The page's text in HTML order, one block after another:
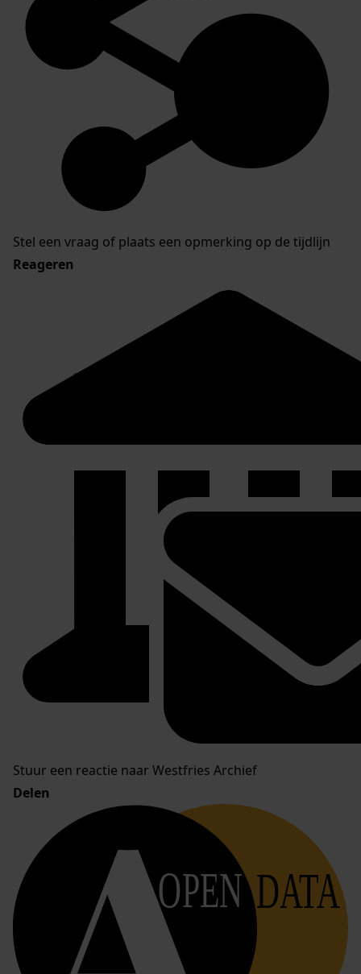
Stel een vraag of plaats een opmerking op de tijdlijn
Reageren
Stuur een reactie naar Westfries Archief
Delen
OPEN DATA